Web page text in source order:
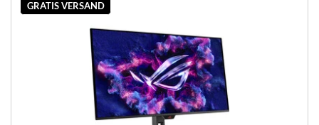
GRATIS VERSAND